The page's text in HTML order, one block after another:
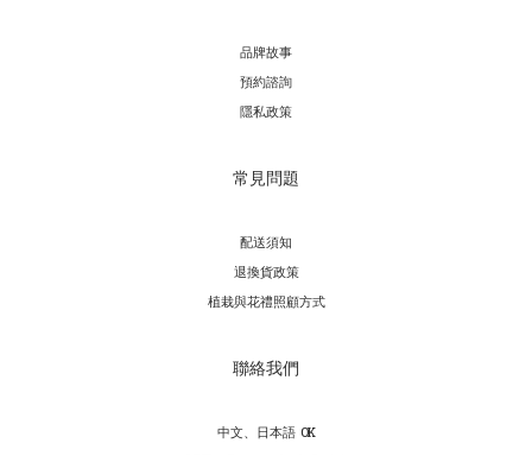
品牌故事
預約諮詢
隱私政策
常見問題
配送須知
退換貨政策
植栽與花禮照顧方式
聯絡我們
中文、日本語 OK